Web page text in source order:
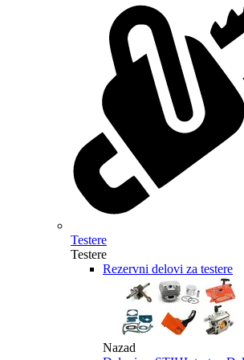
Testere
Testere
Rezervni delovi za testere
Nazad